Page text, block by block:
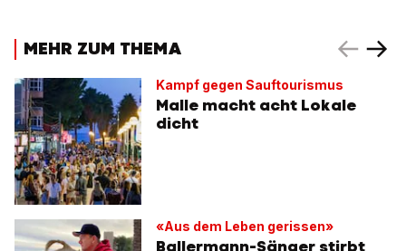
MEHR ZUM THEMA
Kampf gegen Sauftourismus
Malle macht acht Lokale
dicht
«Aus dem Leben gerissen»
Ballermann-Sänger stirbt